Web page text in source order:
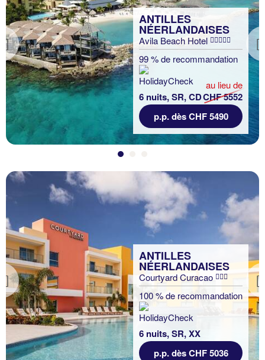
Previous
ANTILLES
NÉERLANDAISES
Avila Beach Hotel
99 % de recommandation
6 nuits, SR, CD
au lieu de
CHF 5552
p.p. dès CHF 5490
Previous
ANTILLES
NÉERLANDAISES
Courtyard Curacao
100 % de recommandation
6 nuits, SR, XX
p.p. dès CHF 5036